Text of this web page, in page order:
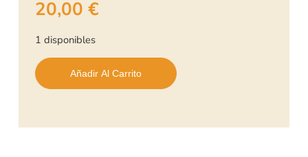
20,00 €
1 disponibles
Añadir Al Carrito